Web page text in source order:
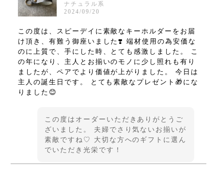
ナチュラル系
2024/09/20
この度は、スピーデイに素敵なキーホルダーをお届
け頂き、有難う御座いました❣️ 端材使用の為安価な
のに上質で、手にした時、とても感激しました。 こ
の年になり、主人とお揃いのモノに少し照れも有り
ましたが、ペアでより価値が上がりました。 今日は
主人の誕生日です。 とても素敵なプレゼント🎁にな
りました😊
この度はオーダーいただきありがとうご
ざいました。 夫婦でさり気ないお揃いが
素敵ですね♡ 大切な方へのギフトに選ん
でいただき光栄です！